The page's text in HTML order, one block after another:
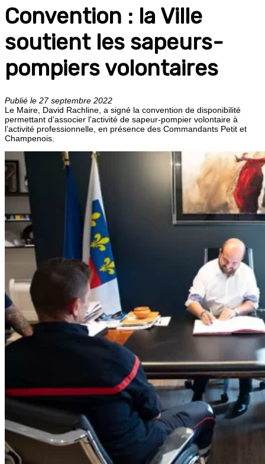
Convention : la Ville
soutient les sapeurs-
pompiers volontaires
Publié le 27 septembre 2022
Le Maire, David Rachline, a signé la convention de disponibilité
permettant d’associer l’activité de sapeur-pompier volontaire à
l’activité professionnelle, en présence des Commandants Petit et
Champenois.